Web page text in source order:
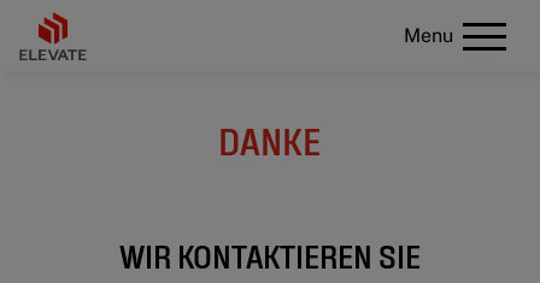
Menu
DANKE
WIR KONTAKTIEREN SIE